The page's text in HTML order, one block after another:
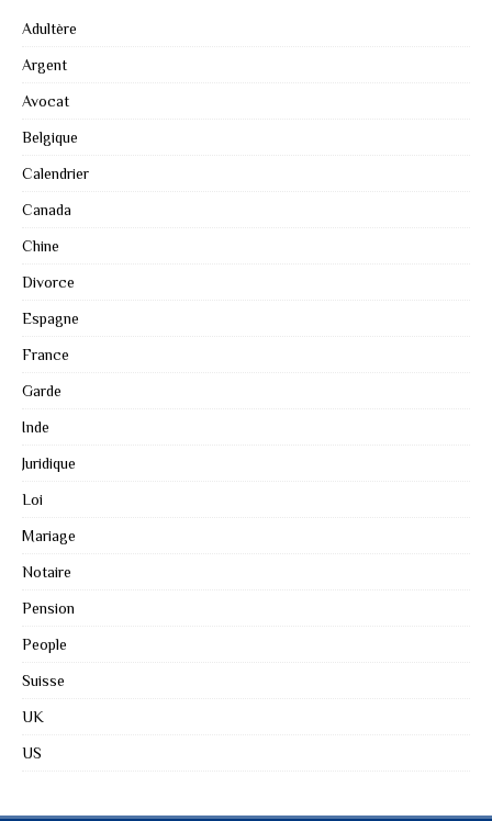
Adultère
Argent
Avocat
Belgique
Calendrier
Canada
Chine
Divorce
Espagne
France
Garde
Inde
Juridique
Loi
Mariage
Notaire
Pension
People
Suisse
UK
US